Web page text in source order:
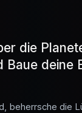
die
Baue deine
beherrsche die